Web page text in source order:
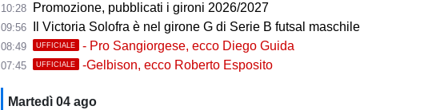
10:28 Promozione, pubblicati i gironi 2026/2027
09:56 Il Victoria Solofra è nel girone G di Serie B futsal maschile
08:49 UFFICIALE - Pro Sangiorgese, ecco Diego Guida
07:45 UFFICIALE -Gelbison, ecco Roberto Esposito
Martedì 04 ago